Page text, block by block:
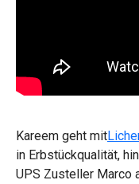
Kareem geht mit
in Erbstückqualität,
UPS Zusteller Marco